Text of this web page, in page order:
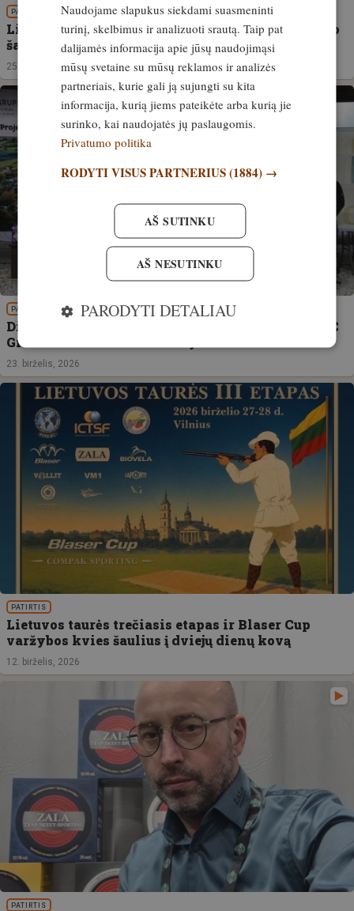
PATIRTIS
Lietuviai triumfavo Lenkijoje vykusiose tolimojo
šaudymo varžybose
25. birželis, 2026
PATIRTIS
Didžiuojamės! Lietuvos šauliai triumfavo FITASC
Grand Prix of Estonia varžybose
23. birželis, 2026
PATIRTIS
Lietuvos taurės trečiasis etapas ir Blaser Cup
varžybos kvies šaulius į dviejų dienų kovą
12. birželis, 2026
PATIRTIS
Naudojame slapukus siekdami suasmeninti
turinį, skelbimus ir analizuoti srautą. Taip pat
dalijamės informacija apie jūsų naudojimąsi
mūsų svetaine su mūsų reklamos ir analizės
partneriais, kurie gali ją sujungti su kita
informacija, kurią jiems pateikėte arba kurią jie
surinko, kai naudojatės jų paslaugomis.
Privatumo politika
RODYTI VISUS PARTNERIUS(1884) →
AŠ SUTINKU
AŠ NESUTINKU
PARODYTI DETALIAU